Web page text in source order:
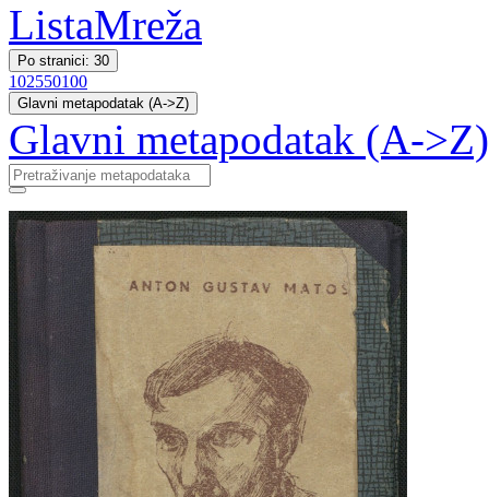
ListaMreža
Po stranici: 30
102550100
Glavni metapodatak (A->Z)
Glavni metapodatak (A->Z)